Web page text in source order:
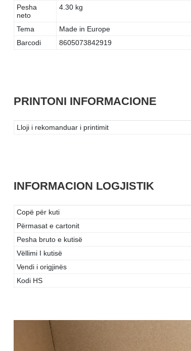
Pesha
neto
4.30 kg
Tema
Made in Europe
Barcodi
8605073842919
PRINTONI INFORMACIONE
Lloji i rekomanduar i printimit
INFORMACION LOGJISTIK
Copë për kuti
Përmasat e cartonit
Pesha bruto e kutisë
Vëllimi I kutisë
Vendi i origjinës
Kodi HS